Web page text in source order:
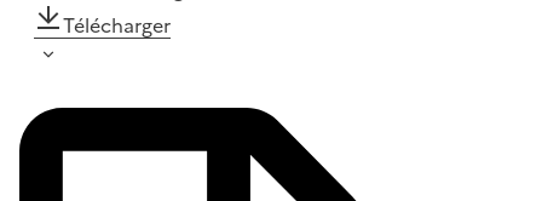
Télécharger